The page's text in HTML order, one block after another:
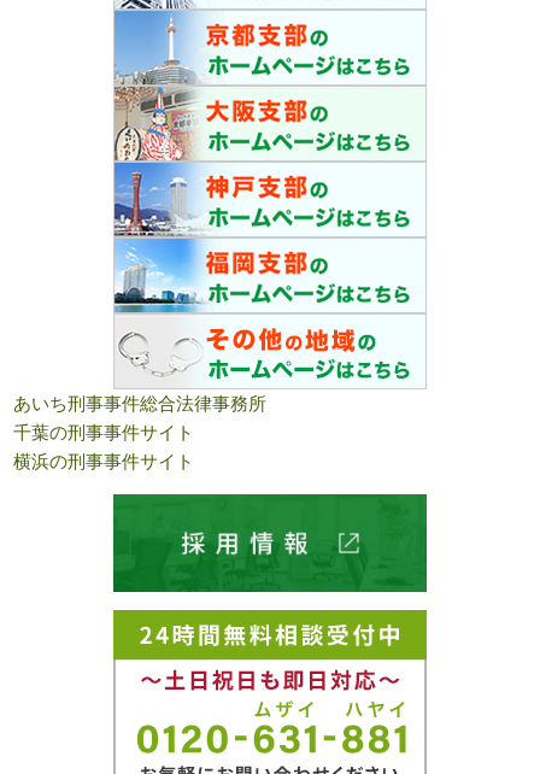
あいち刑事事件総合法律事務所
千葉の刑事事件サイト
横浜の刑事事件サイト